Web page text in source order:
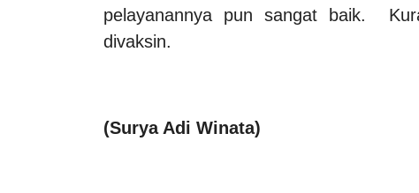
pelayanannya pun sangat baik.
divaksin.
(Surya Adi Winata)